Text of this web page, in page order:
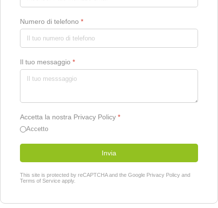
Numero di telefono *
Il tuo messaggio *
Accetta la nostra Privacy Policy *
Accetto
Invia
This site is protected by reCAPTCHA and the Google Privacy Policy and
Terms of Service apply.